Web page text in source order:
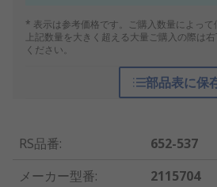
* 表示は参考価格です。ご購入数量によって
上記数量を大きく超える大量ご購入の際は
ください。
部品表に保
RS品番:
652-537
メーカー型番:
2115704